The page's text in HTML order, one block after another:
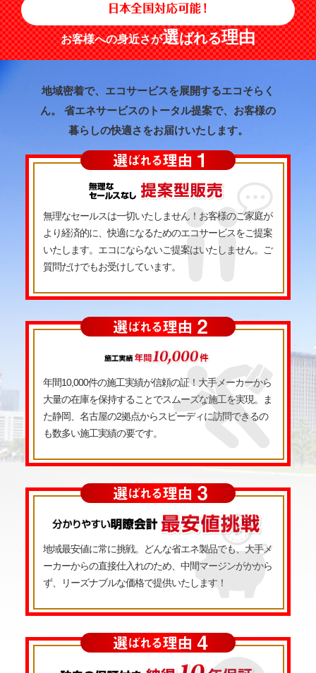
お客様への身近さが選ばれる理由
地域密着で、エコサービスを展開するエコそらく
ん。
省エネサービスのトータル提案で、お客様の
暮らしの快適さをお届けいたします。
無理なセールスは一切いたしません！お客様のご家庭が
より経済的に、快適になるためのエコサービスをご提案
いたします。エコにならないご提案はいたしません。ご
質問だけでもお受けしています。
年間10,000件の施工実績が信頼の証！大手メーカーから
大量の在庫を保持することでスムーズな施工を実現。ま
た静岡、名古屋の2拠点からスピーディに訪問できるの
も数多い施工実績の要です。
地域最安値に常に挑戦。どんな省エネ製品でも、大手メ
ーカーからの直接仕入れのため、中間マージンがかから
ず、リーズナブルな価格で提供いたします！